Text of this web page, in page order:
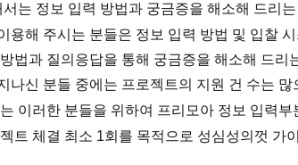
는 정보 입력 방법과 궁금증을 해소해 드리
용해 주시는 분들은 정보 입력 방법 및 입찰
법과 질의응답을 통해 궁금증을 해소해 드리
나신 분들 중에는 프로젝트의 지원 건 수는
이러한 분들을 위하여 프리모아 정보 입력
트 체결 최소 1회를 목적으로 성심성의껏 가